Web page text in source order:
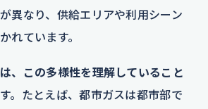
異なり、供給エリアや利用シーン
れています。
、この多様性を理解していること
。たとえば、都市ガスは都市部で